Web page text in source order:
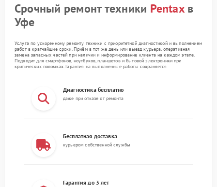
Срочный ремонт техники Pentaxв
Уфе
Услуга по ускоренному ремонту техники с приоритетной диагностикой и выполнением
работ в кратчайшие сроки. Приём в тот же день или выезд курьера, оперативная
замена запасных частей при наличии и информирование клиента на каждом этапе.
Подходит для смартфонов, ноутбуков, планшетов и бытовой электроники при
критических поломках. Гарантия на выполненные работы сохраняется
Диагностика бесплатно
даже при отказе от ремонта
Бесплатная доставка
курьером собственной службы
Гарантия до 3 лет